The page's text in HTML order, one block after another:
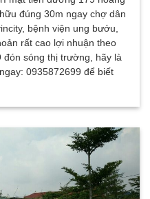
đúng 30m ngay chợ dân
bệnh viện ung bướu,
rất cao lợi nhuận theo
đón sóng thị trường, hãy là
0935872699 để biết